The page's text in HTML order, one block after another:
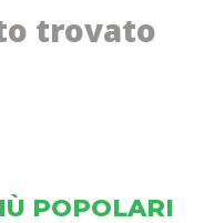
trovato
POPOLARI